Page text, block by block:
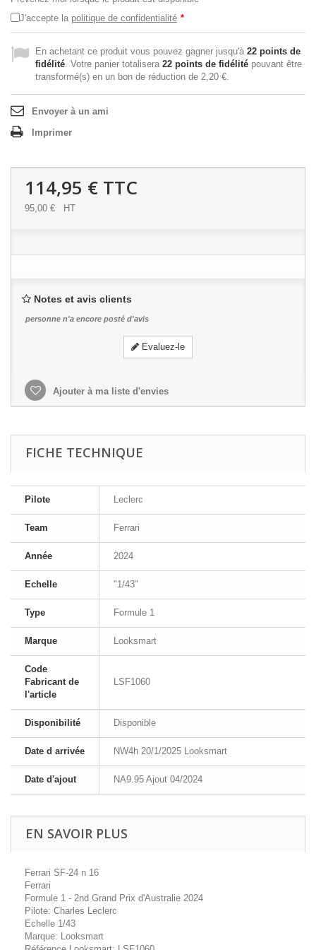
J'accepte la politique de confidentialité *
En achetant ce produit vous pouvez gagner jusqu'à 22 points de
fidélité. Votre panier totalisera 22 points de fidélité pouvant être
transformé(s) en un bon de réduction de 2,20 €.
Envoyer à un ami
Imprimer
114,95 € TTC
95,00 € HT
Notes et avis clients
personne n'a encore posté d'avis
Evaluez-le
Ajouter à ma liste d'envies
FICHE TECHNIQUE
Pilote Leclerc
Team Ferrari
Année 2024
Echelle "1/43"
Type Formule 1
Marque Looksmart
Code
Fabricant de
l'article
LSF1060
Disponibilité Disponible
Date d arrivée NW4h 20/1/2025 Looksmart
Date d'ajout NA9.95 Ajout 04/2024
EN SAVOIR PLUS
Ferrari SF-24 n 16
Ferrari
Formule 1 - 2nd Grand Prix d'Australie 2024
Pilote: Charles Leclerc
Echelle 1/43
Marque: Looksmart